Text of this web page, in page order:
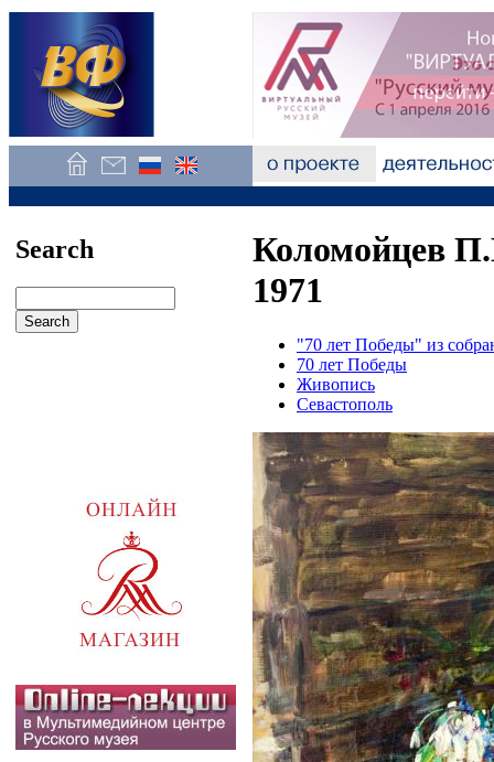
Search
Коломойцев
1971
"70 лет Победы" из
70 лет Победы
Живопись
Севастополь